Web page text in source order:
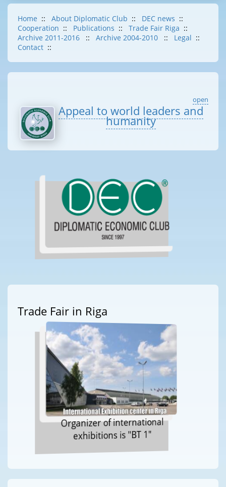
Home :: About Diplomatic Club :: DEC news ::
Cooperation :: Publications :: Trade Fair Riga ::
Archive 2011-2016
:: Archive 2004-2010 :: Legal ::
Contact ::
open
Appeal to world leaders and
humanity
Trade Fair in Riga
Organizer of international
exhibitions is "BT 1"